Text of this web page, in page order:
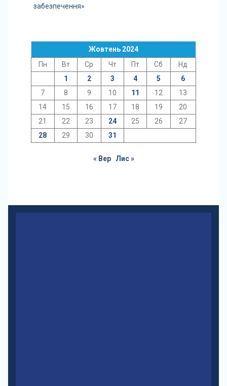
забезпечення»
Жовтень 2024
Пн
Вт Ср Чт Пт Сб
Нд
1
2 3 4 5
6
7
8 9 10 11 12
13
14
15 16 17 18 19
20
21
22 23 24 25 26
27
28
29 30 31
« Вер Лис »